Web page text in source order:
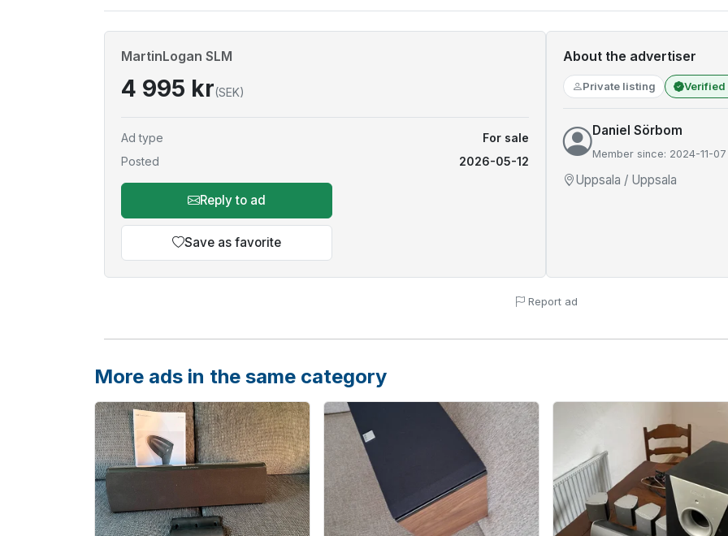
MartinLogan SLM
4 995 kr(SEK)
Ad type
For sale
Posted
2026-05-12
Reply to ad
Save as favorite
About the advertiser
Private listing Verified
Daniel Sörbom
Member since: 2024-11-07
Uppsala / Uppsala
Report ad
More ads in the same category